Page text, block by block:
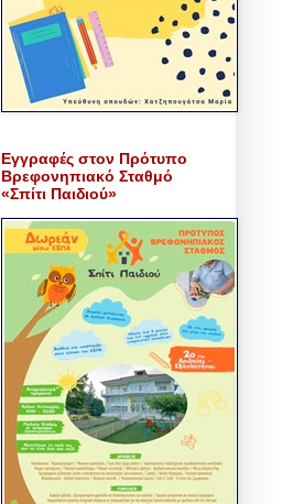
Εγγραφές στον Πρότυπο
Βρεφονηπιακό Σταθμό
«Σπίτι Παιδιού»